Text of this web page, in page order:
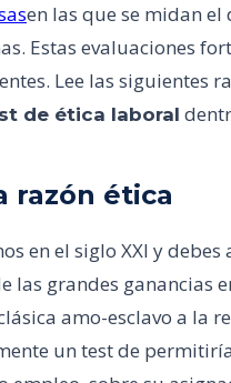
en las que se midan
Estas evaluaciones
Lee las siguientes
de ética laboral
razón ética
en el siglo XXI y
las grandes ganancias
amo-esclavo a la
un test de